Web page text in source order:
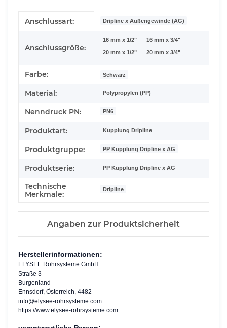
Produkteigenschaft
Wert
Anschlussart: Dripline x Außengewinde (AG)
Anschlussgröße:
16 mm x 1/2" 16 mm x 3/4"
20 mm x 1/2" 20 mm x 3/4"
Farbe: Schwarz
Material: Polypropylen (PP)
Nenndruck PN: PN6
Produktart: Kupplung Dripline
Produktgruppe: PP Kupplung Dripline x AG
Produktserie: PP Kupplung Dripline x AG
Technische
Merkmale:
Dripline
Angaben zur Produktsicherheit
Herstellerinformationen:
ELYSEE Rohrsysteme GmbH
Straße 3
Burgenland
Ennsdorf, Österreich, 4482
info@elysee-rohrsysteme.com
https://www.elysee-rohrsysteme.com